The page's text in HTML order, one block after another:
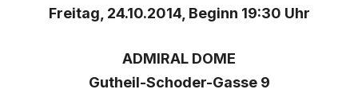
Freitag, 24.10.2014, Beginn 19:30 Uhr
ADMIRAL DOME
Gutheil-Schoder-Gasse 9